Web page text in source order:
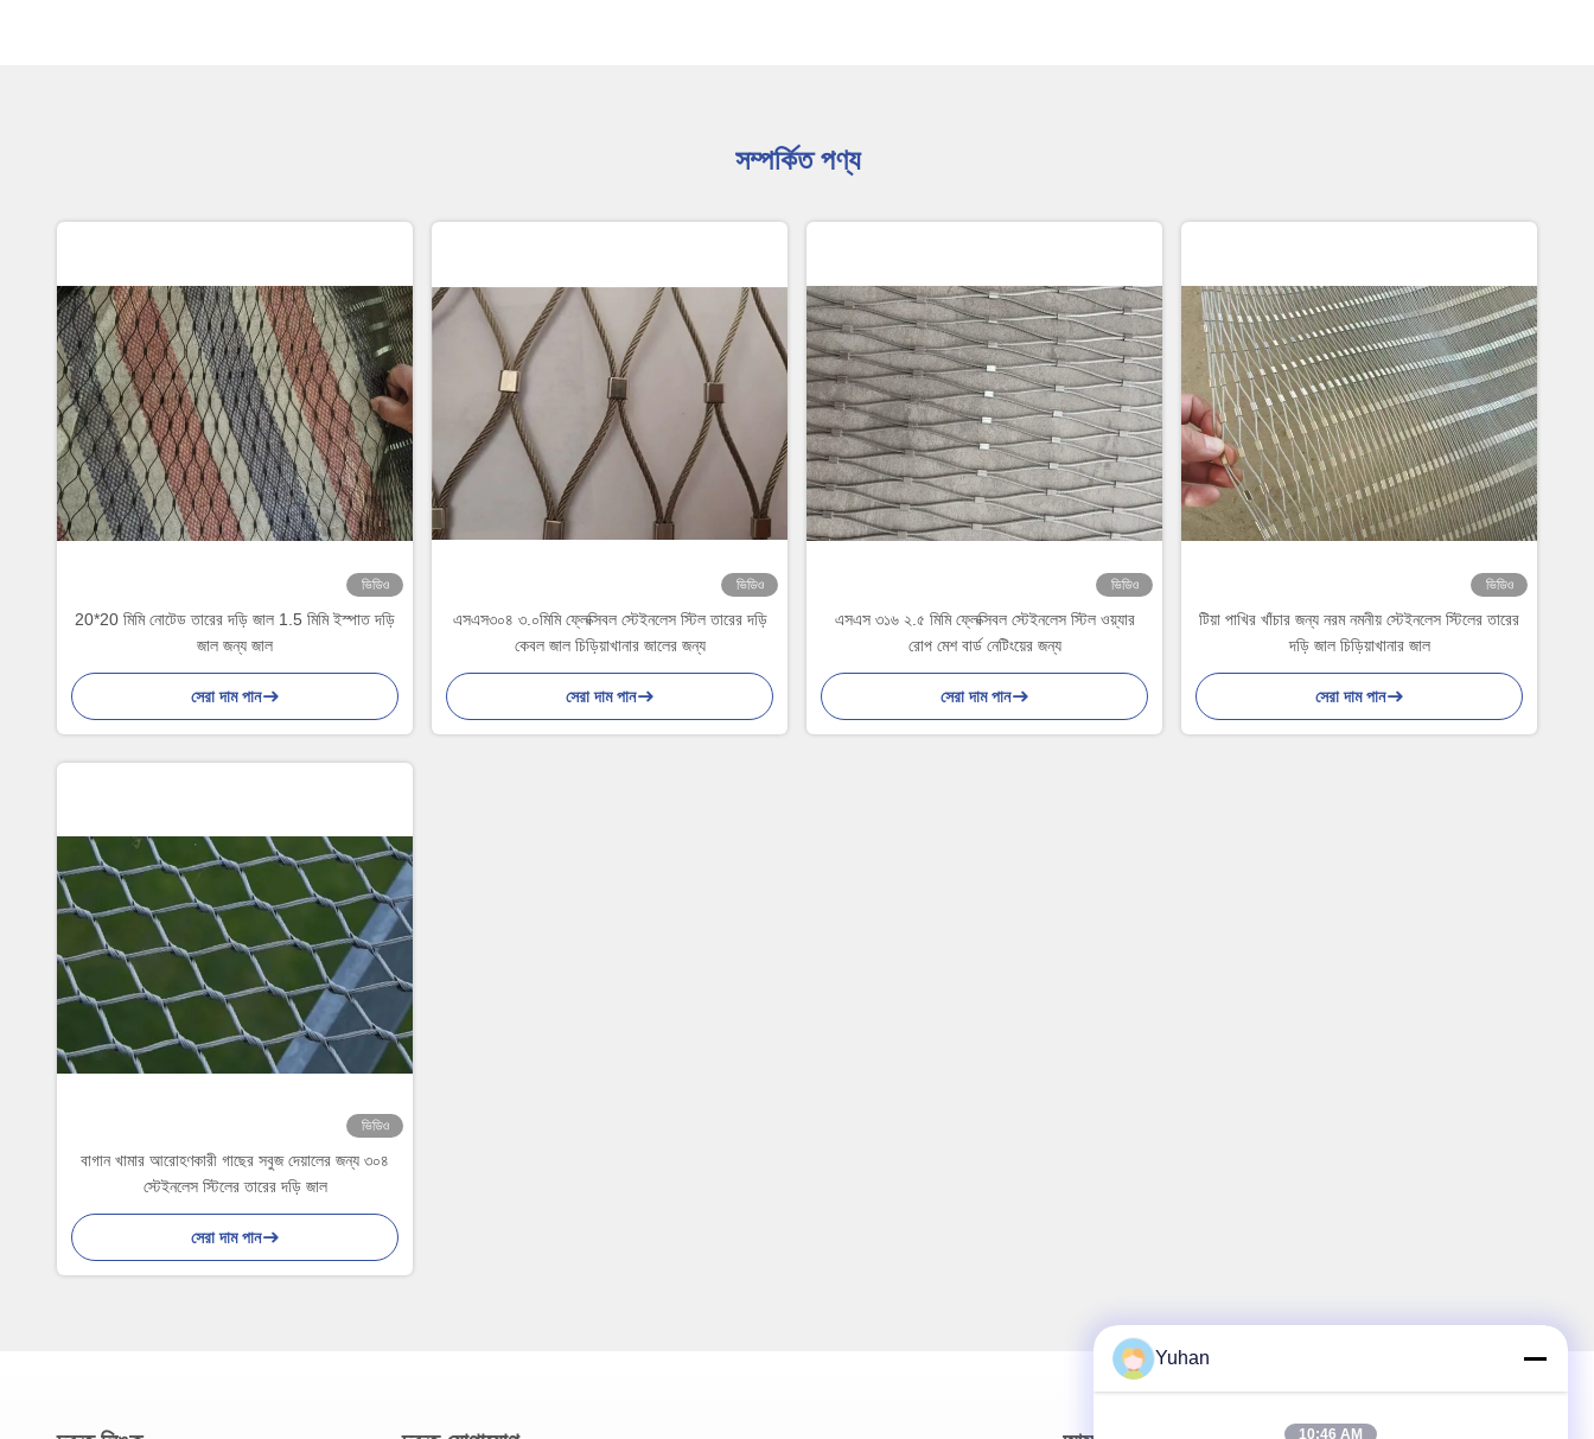
সম্পর্কিত পণ্য
ভিডিও
20*20 মিমি নোটেড তারের দড়ি জাল 1.5 মিমি ইস্পাত দড়ি
জাল জন্য জাল
সেরা দাম পান
ভিডিও
এসএস৩০৪ ৩.০মিমি ফ্লেক্সিবল স্টেইনলেস স্টিল তারের দড়ি
কেবল জাল চিড়িয়াখানার জালের জন্য
সেরা দাম পান
ভিডিও
এসএস ৩১৬ ২.৫ মিমি ফ্লেক্সিবল স্টেইনলেস স্টিল ওয়্যার
রোপ মেশ বার্ড নেটিংয়ের জন্য
সেরা দাম পান
ভিডিও
টিয়া পাখির খাঁচার জন্য নরম নমনীয় স্টেইনলেস স্টিলের তারের
দড়ি জাল চিড়িয়াখানার জাল
সেরা দাম পান
ভিডিও
বাগান খামার আরোহণকারী গাছের সবুজ দেয়ালের জন্য ৩০৪
স্টেইনলেস স্টিলের তারের দড়ি জাল
সেরা দাম পান
Yuhan
10:46 AM